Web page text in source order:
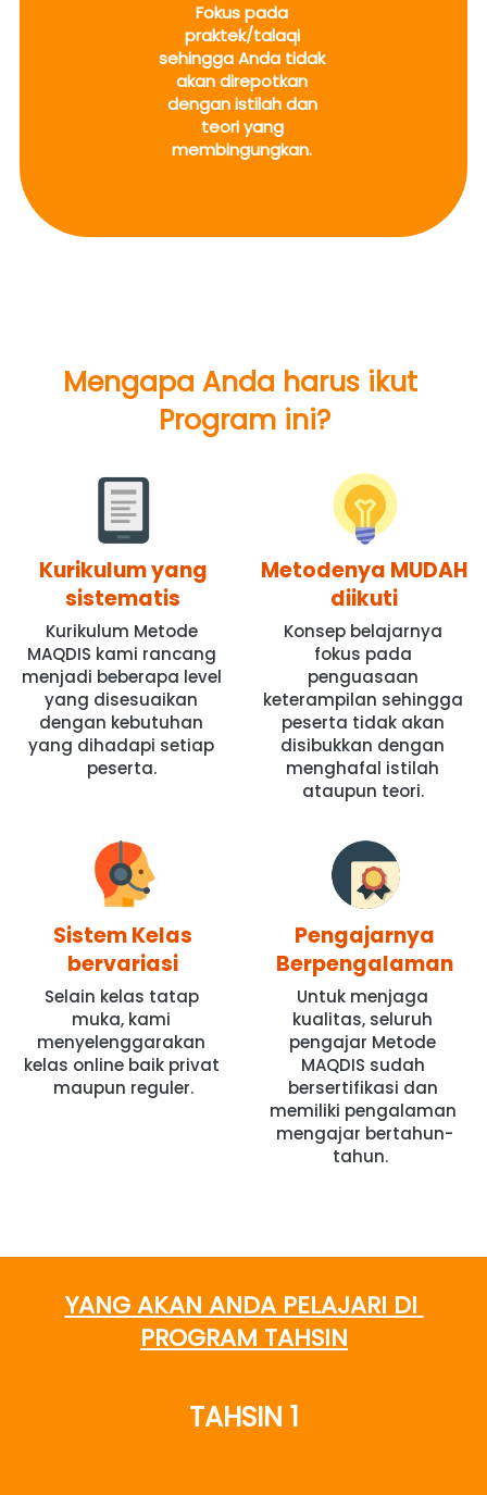
Fokus pada
praktek/talaqi
sehingga Anda tidak
akan direpotkan
dengan istilah dan
teori yang
membingungkan.
Mengapa Anda harus ikut
Program ini?
Kurikulum yang
sistematis
Kurikulum Metode
MAQDIS kami rancang
menjadi beberapa level
yang disesuaikan
dengan kebutuhan
yang dihadapi setiap
peserta.
Metodenya MUDAH
diikuti
Konsep belajarnya
fokus pada
penguasaan
keterampilan sehingga
peserta tidak akan
disibukkan dengan
menghafal istilah
ataupun teori.
Sistem Kelas
bervariasi
Selain kelas tatap
muka, kami
menyelenggarakan
kelas online baik privat
maupun reguler.
Pengajarnya
Berpengalaman
Untuk menjaga
kualitas, seluruh
pengajar Metode
MAQDIS sudah
bersertifikasi dan
memiliki pengalaman
mengajar bertahun-
tahun.
YANG AKAN ANDA PELAJARI DI
PROGRAM TAHSIN
TAHSIN 1